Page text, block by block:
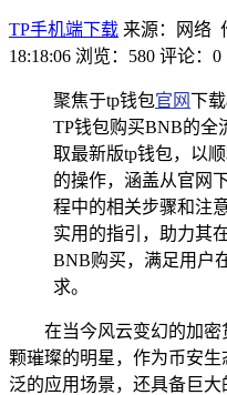
TP手机端下载 来源：网络
18:18:06 浏览：580 评论：0
聚焦于tp钱包官网下
TP钱包购买BNB的全
取最新版tp钱包，以
的操作，涵盖从官网
程中的相关步骤和注
实用的指引，助力其
BNB购买，满足用户
求。
在当今风云变幻的加
颗璀璨的明星，作为币安
泛的应用场景，还具备巨